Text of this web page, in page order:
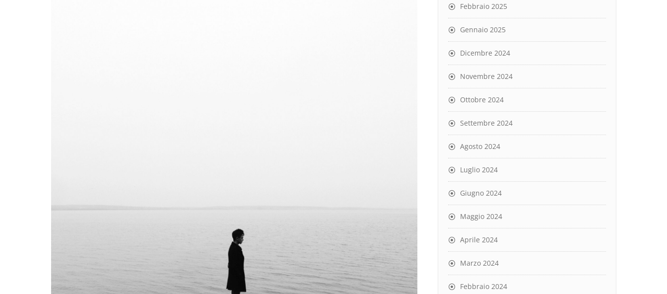
Febbraio 2025
Gennaio 2025
Dicembre 2024
Novembre 2024
Ottobre 2024
Settembre 2024
Agosto 2024
Luglio 2024
Giugno 2024
Maggio 2024
Aprile 2024
Marzo 2024
Febbraio 2024